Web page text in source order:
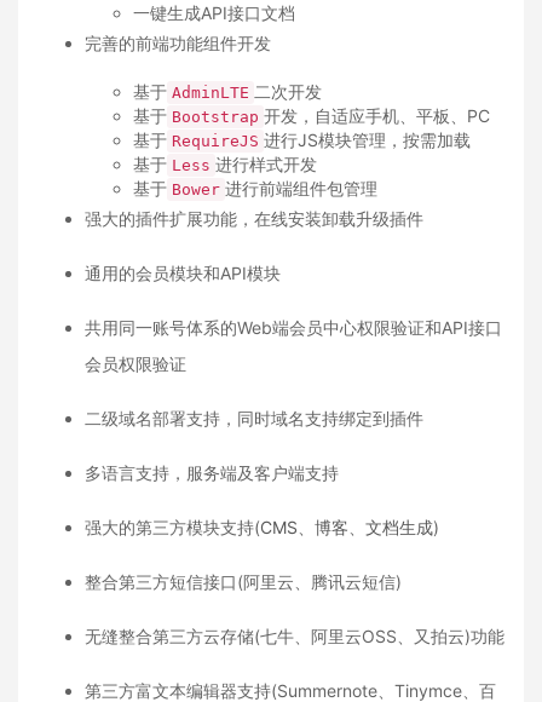
一键生成API接口文档
完善的前端功能组件开发
基于 AdminLTE 二次开发
基于 Bootstrap 开发，自适应手机、平板、PC
基于 RequireJS 进行JS模块管理，按需加载
基于 Less 进行样式开发
基于 Bower 进行前端组件包管理
强大的插件扩展功能，在线安装卸载升级插件
通用的会员模块和API模块
共用同一账号体系的Web端会员中心权限验证和API接口
会员权限验证
二级域名部署支持，同时域名支持绑定到插件
多语言支持，服务端及客户端支持
强大的第三方模块支持(CMS 博客 文档生成)
整合第三方短信接口(阿里云、腾讯云短信)
无缝整合第三方云存储(七牛、阿里云OSS、又拍云)功能
第三方富文本编辑器支持(Summernote、Tinymce、百